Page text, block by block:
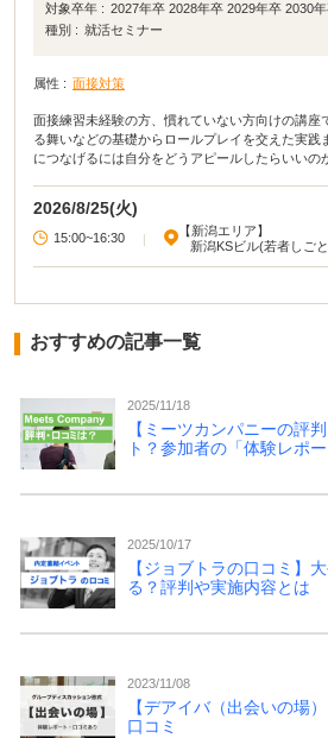
対象卒年 : 2027年卒 2028年卒 2029年卒 2030年
種別 : 就活セミナー
属性 : 面接対策
面接練習未経験の方、慣れていない方向けの講座
る舞いなどの基礎からロールプレイを交えた実践
につなげるには自分をどうアピールしたらいいの
2026/8/25(火)
15:00~16:30 |
【新潟エリア】
新潟KSビル(若者しご
おすすめの記事一覧
2025/11/18
【ミーツカンパニーの評
ト？参加者の「体験レポ
2025/10/17
【ジョブトラの口コミ】
る？評判や実施内容とは
2023/11/08
【デアイバ（出会いの場
口コミ